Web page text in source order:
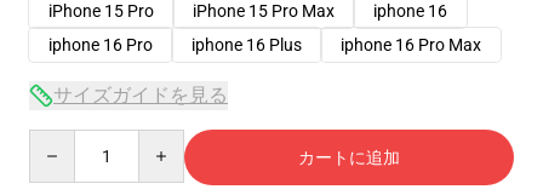
iPhone 15 Pro
iPhone 15 Pro Max
iphone 16
iphone 16 Pro
iphone 16 Plus iphone 16 Pro Max
サイズガイドを見る
カートに追加